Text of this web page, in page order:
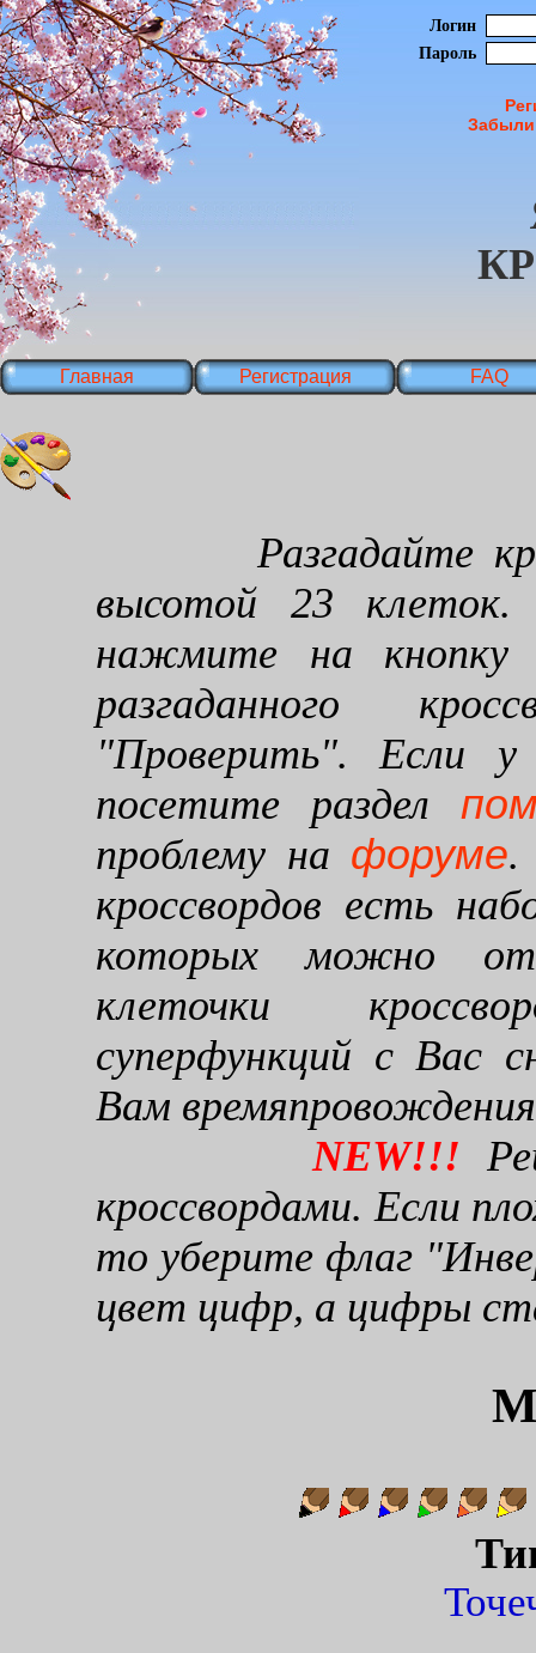
Логин
Пароль
Главная Регистрация FAQ
Разгадайте
высотой 23 клеток.
нажмите на кнопку
разгаданного
"Проверить". Если
посетите раздел
проблему на форуме.
кроссвордов есть
которых можно
клеточки
суперфункций с Вас
Вам
NEW!!!
кроссвордами. Если
то уберите флаг
цвет цифр, а цифры